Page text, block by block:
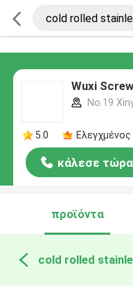
Wuxi
No.19
5.0
κάλεσε τώρα
προϊόντα